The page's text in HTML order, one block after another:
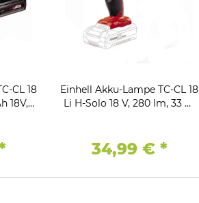
CL 18
18V,
Einhell Akku-Lampe TC-CL 18
Li H-Solo 18 V, 280 lm, 33 m
34,99 € *